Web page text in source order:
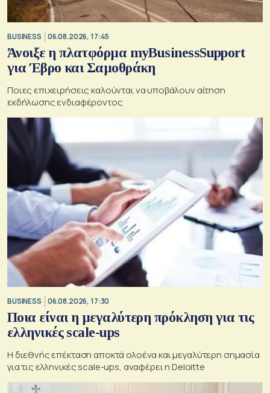
BUSINESS 06.08.2026, 17:45
Άνοιξε η πλατφόρμα myBusinessSupport
για Έβρο και Σαμοθράκη
Ποιες επιχειρήσεις καλούνται να υποβάλουν αίτηση
εκδήλωσης ενδιαφέροντος
BUSINESS 06.08.2026, 17:30
Ποια είναι η μεγαλύτερη πρόκληση για τις
ελληνικές scale-ups
Η διεθνής επέκταση αποκτά ολοένα και μεγαλύτερη σημασία
για τις ελληνικές scale-ups, αναφέρει η Deloitte